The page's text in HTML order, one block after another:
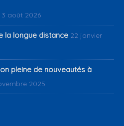
3 août 2026
la longue distance 22 janvier
pleine de nouveautés à
2025